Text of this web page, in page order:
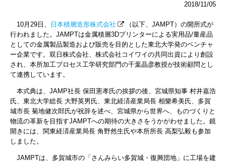
2018/11/05
10月29日、 日本積層造形株式会社
（以下、JAMPT）の開所式が
行われました。JAMPTは金属積層3Dプリンターによる実用品/量産品
としての金属製品製造および販売を目的とした東北大学発のベンチャ
ー企業です。双日株式会社、株式会社コイワイの共同出資により創設
され、本所加工プロセス工学研究部門の千葉晶彦教授が技術顧問とし
て連携しています。
本式典は、JAMP社長 保田憲孝氏の挨拶の後、宮城県知事 村井嘉浩
氏、東北大学総長 大野英男氏、東北経済産業局長 相樂希美氏、多賀
城市長 菊地健次郎氏が祝辞を述べ、宮城県から世界へ、ものづくりと
物流の革新を目指すJAMPTへの期待の大きさをうかがわせました。鏡
開きには、関東経済産業局長 角野然生氏や本所所長 高梨弘毅も参加
しました。
JAMPTは、多賀城市の「さんみらい多賀城・復興団地」に工場を建